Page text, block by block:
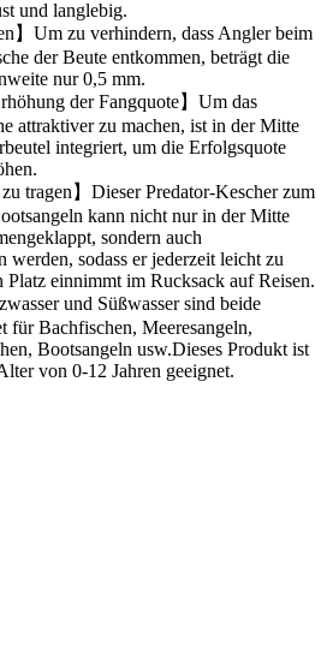
und langlebig.
】Um zu verhindern, dass Angler beim
der Beute entkommen, beträgt die
nur 0,5 mm.
der Fangquote】Um das
attraktiver zu machen, ist in der Mitte
integriert, um die Erfolgsquote
zu tragen】Dieser Predator-Kescher zum
kann nicht nur in der Mitte
sondern auch
werden, sodass er jederzeit leicht zu
Platz einnimmt im Rucksack auf Reisen.
und Süßwasser sind beide
für Bachfischen, Meeresangeln,
Bootsangeln usw.Dieses Produkt ist
von 0-12 Jahren geeignet.